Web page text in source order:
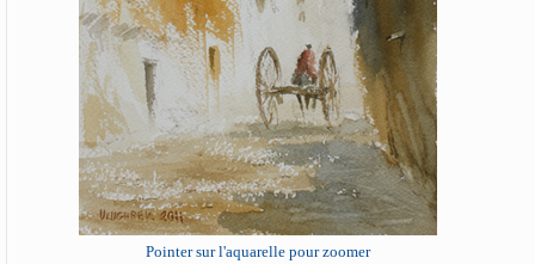
Pointer sur l'aquarelle pour zoomer